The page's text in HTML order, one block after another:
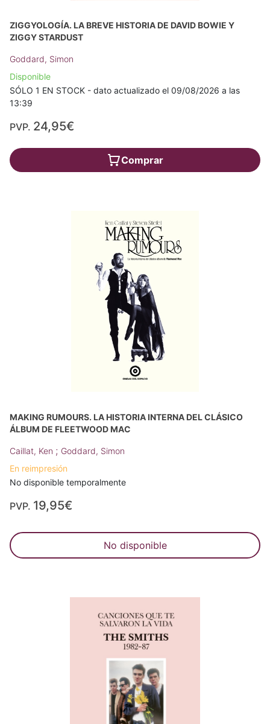
ZIGGYOLOGÍA. LA BREVE HISTORIA DE DAVID BOWIE Y
ZIGGY STARDUST
Goddard, Simon
Disponible
SÓLO 1 EN STOCK - dato actualizado el 09/08/2026 a las
13:39
PVP. 24,95€
Comprar
MAKING RUMOURS. LA HISTORIA INTERNA DEL CLÁSICO
ÁLBUM DE FLEETWOOD MAC
Caillat, Ken ; Goddard, Simon
En reimpresión
No disponible temporalmente
PVP. 19,95€
No disponible